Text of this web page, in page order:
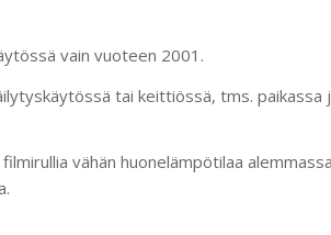
vain vuoteen 2001.
tai keittiössä, tms. paikassa
vähän huonelämpötilaa